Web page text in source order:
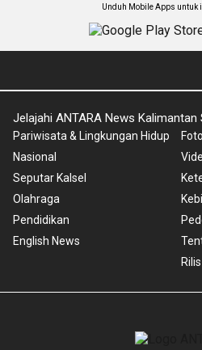
Unduh Mobile Apps untuk
Jelajahi ANTARA News Kalimantan
Pariwisata & Lingkungan Hidup
Nasional
Seputar Kalsel
Olahraga
Pendidikan
English News
Foto